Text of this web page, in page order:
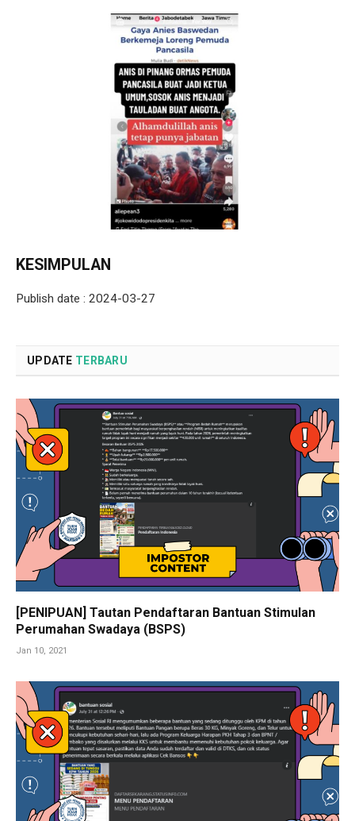
KESIMPULAN
Publish date : 2024-03-27
UPDATE TERBARU
[PENIPUAN] Tautan Pendaftaran Bantuan Stimulan
Perumahan Swadaya (BSPS)
Jan 10, 2021